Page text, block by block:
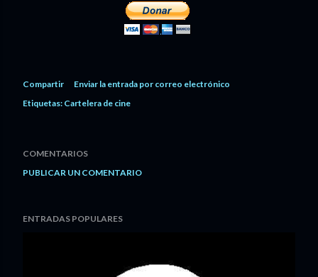
Compartir
Enviar la entrada por correo electrónico
Etiquetas: Cartelera de cine
COMENTARIOS
PUBLICAR UN COMENTARIO
ENTRADAS POPULARES